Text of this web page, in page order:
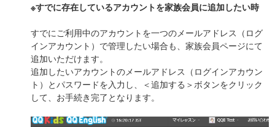
※すでに存在しているアカウントを家族会員に追加したい時
すでにご利用中のアカウントを一つのメールアドレス（ログ
インアカウント）で管理したい場合も、家族会員ページにて
追加いただけます。
追加したいアカウントのメールアドレス（ログインアカウン
ト）とパスワードを入力し、＜追加する＞ボタンをクリック
して、お手続き完了となります。